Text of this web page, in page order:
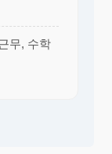
무, 수학